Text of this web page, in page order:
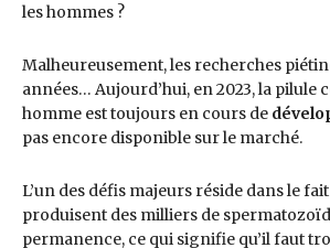
les hommes ?
Malheureusement, les recherches
années… Aujourd’hui, en 2023, la pilule
homme est toujours en cours de
pas encore disponible sur le marché.
L’un des défis majeurs réside dans le
produisent des milliers de
permanence, ce qui signifie qu’il faut